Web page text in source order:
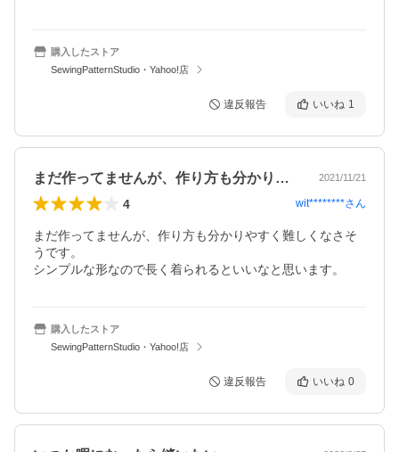
購入したストア
SewingPatternStudio・Yahoo!店
違反報告 いいね 1
まだ作ってませんが、作り方も分かりやす… 2021/11/21
4 wit********さん
まだ作ってませんが、作り方も分かりやすく難しくなさそ
うです。
シンプルな形なので長く着られるといいなと思います。
購入したストア
SewingPatternStudio・Yahoo!店
違反報告 いいね 0